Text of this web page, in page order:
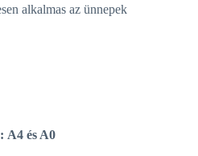
alkalmas az ünnepek
A4 és A0